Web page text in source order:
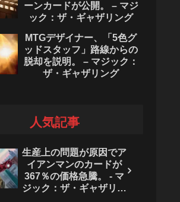
ーンカードが公開。 – マジ
ック：ザ・ギャザリング
MTGデザイナー、「5色グ
ッドスタッフ」路線からの
脱却を説明。 – マジック：
ザ・ギャザリング
人気記事
生産上の問題が原因でア
イアンマンのカードが
367％の価格急騰。 - マ
ジック：ザ・ギャザリン